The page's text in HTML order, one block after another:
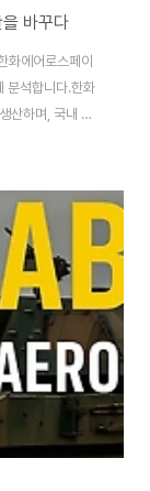
바꾸다
화에어로스페이
분석합니다.한화
산하며, 국내 유
장했습니다.
설계·생산·정비
력기 엔진 생산
태계 강화첨단 소
진출, 경제적